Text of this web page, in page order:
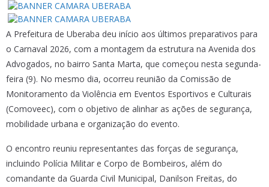
A Prefeitura de Uberaba deu início aos últimos preparativos para
o Carnaval 2026, com a montagem da estrutura na Avenida dos
Advogados, no bairro Santa Marta, que começou nesta segunda-
feira (9). No mesmo dia, ocorreu reunião da Comissão de
Monitoramento da Violência em Eventos Esportivos e Culturais
(Comoveec), com o objetivo de alinhar as ações de segurança,
mobilidade urbana e organização do evento.
O encontro reuniu representantes das forças de segurança,
incluindo Polícia Militar e Corpo de Bombeiros, além do
comandante da Guarda Civil Municipal, Danilson Freitas, do